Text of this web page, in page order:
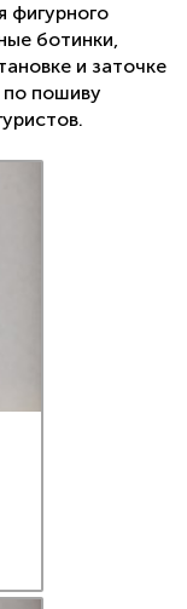
фигурного
ботинки,
и заточке
по пошиву